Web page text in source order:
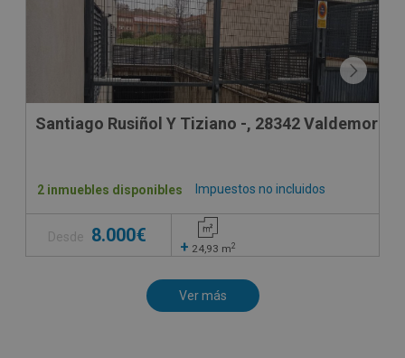
Santiago Rusiñol Y Tiziano -, 28342 Valdemoro -
Impuestos no incluidos
2 inmuebles disponibles
Desde 8.000€
+ 24,93 m2